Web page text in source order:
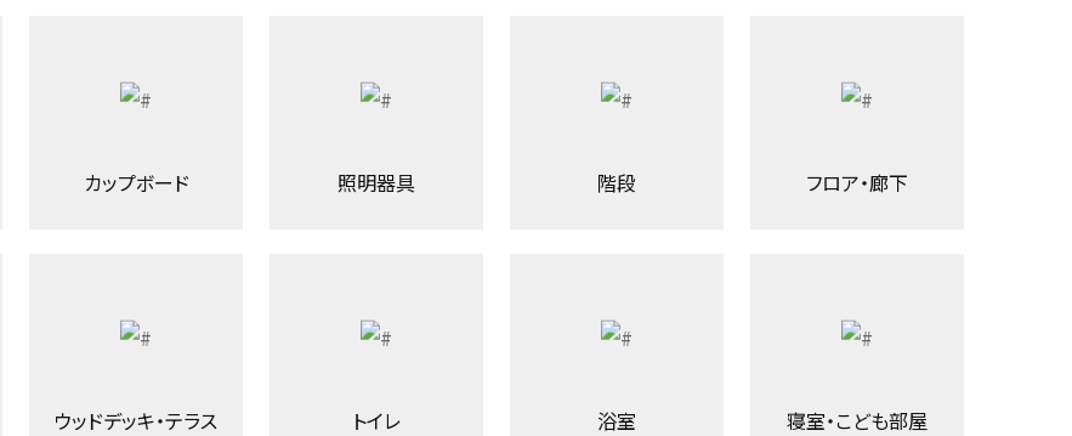
カップボード 照明器具 階段 フロア・廊下
ウッドデッキ・テラス トイレ 浴室 寝室・こども部屋